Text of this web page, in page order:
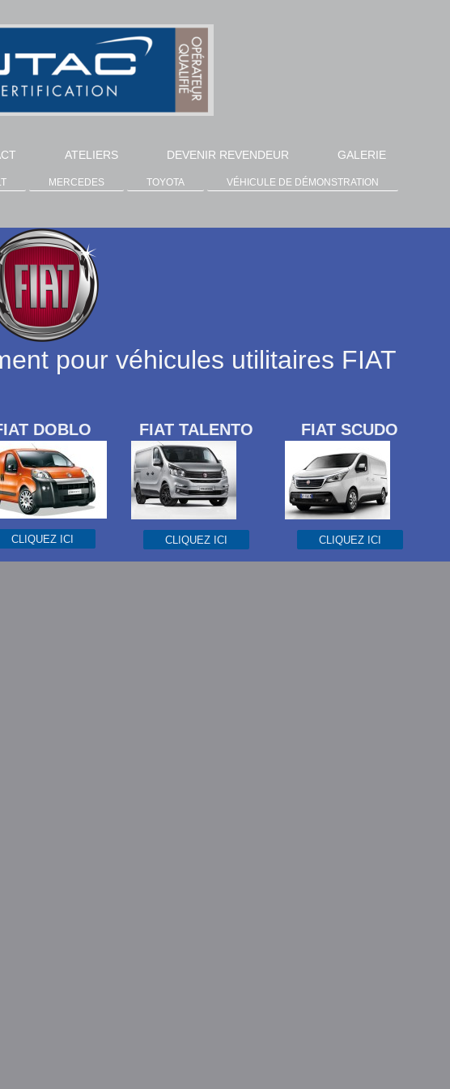
ATELIERS DEVENIR REVENDEUR GALERIE
MERCEDES TOYOTA VÉHICULE DE DÉMONSTRATION
pour véhicules utilitaires FIAT
DOBLO
CLIQUEZ ICI
FIAT TALENTO
CLIQUEZ ICI
FIAT SCUDO
CLIQUEZ ICI